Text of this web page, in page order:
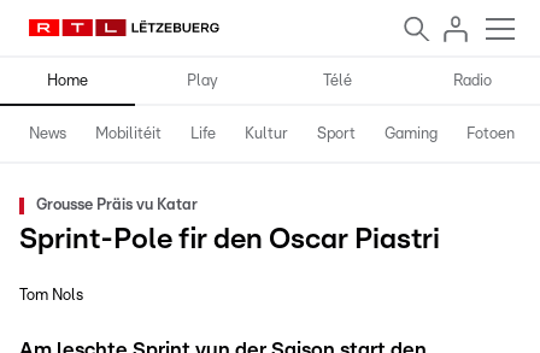
Home Play Télé Radio
News Mobilitéit Life Kultur Sport Gaming Fotoen
Grousse Präis vu Katar
Sprint-Pole fir den Oscar Piastri
Tom Nols